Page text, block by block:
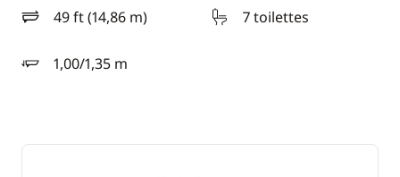
49 ft (14,86 m)
longueur 7 toilettes
1,00/1,35 m
tirant d'eau